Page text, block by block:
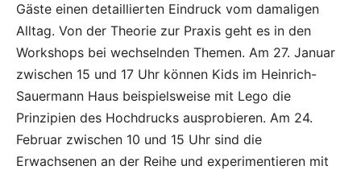
Gäste einen detaillierten Eindruck vom damaligen
Alltag. Von der Theorie zur Praxis geht es in den
Workshops bei wechselnden Themen. Am 27. Januar
zwischen 15 und 17 Uhr können Kids im Heinrich-
Sauermann Haus beispielsweise mit Lego die
Prinzipien des Hochdrucks ausprobieren. Am 24.
Februar zwischen 10 und 15 Uhr sind die
Erwachsenen an der Reihe und experimentieren mit